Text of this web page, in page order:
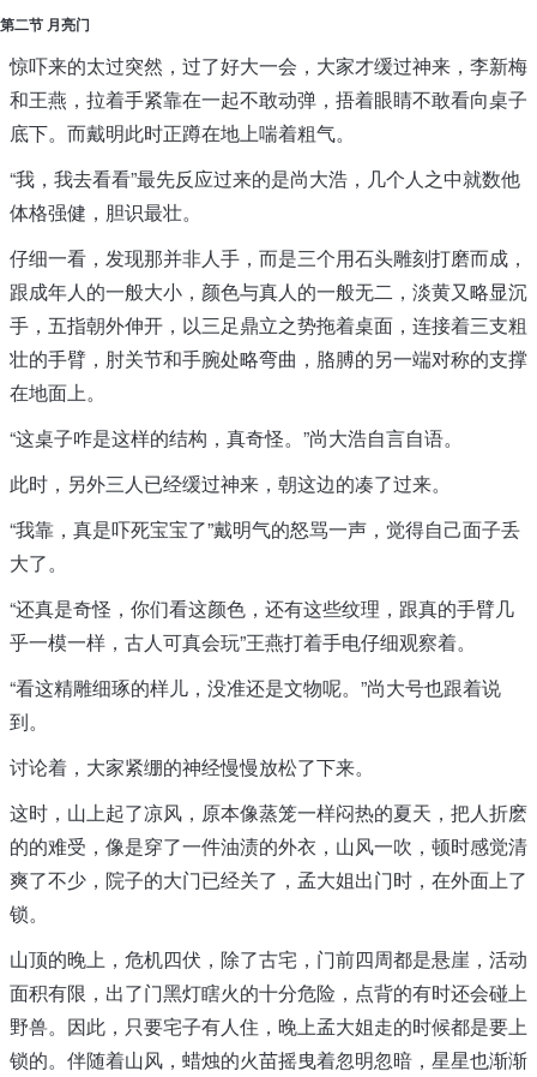
第二节 月亮门
惊吓来的太过突然，过了好大一会，大家才缓过神来，李新梅
和王燕，拉着手紧靠在一起不敢动弹，捂着眼睛不敢看向桌子
底下。而戴明此时正蹲在地上喘着粗气。
“我，我去看看”最先反应过来的是尚大浩，几个人之中就数他
体格强健，胆识最壮。
仔细一看，发现那并非人手，而是三个用石头雕刻打磨而成，
跟成年人的一般大小，颜色与真人的一般无二，淡黄又略显沉
手，五指朝外伸开，以三足鼎立之势拖着桌面，连接着三支粗
壮的手臂，肘关节和手腕处略弯曲，胳膊的另一端对称的支撑
在地面上。
“这桌子咋是这样的结构，真奇怪。”尚大浩自言自语。
此时，另外三人已经缓过神来，朝这边的凑了过来。
“我靠，真是吓死宝宝了”戴明气的怒骂一声，觉得自己面子丢
大了。
“还真是奇怪，你们看这颜色，还有这些纹理，跟真的手臂几
乎一模一样，古人可真会玩”王燕打着手电仔细观察着。
“看这精雕细琢的样儿，没准还是文物呢。”尚大号也跟着说
到。
讨论着，大家紧绷的神经慢慢放松了下来。
这时，山上起了凉风，原本像蒸笼一样闷热的夏天，把人折麽
的的难受，像是穿了一件油渍的外衣，山风一吹，顿时感觉清
爽了不少，院子的大门已经关了，孟大姐出门时，在外面上了
锁。
山顶的晚上，危机四伏，除了古宅，门前四周都是悬崖，活动
面积有限，出了门黑灯瞎火的十分危险，点背的有时还会碰上
野兽。因此，只要宅子有人住，晚上孟大姐走的时候都是要上
锁的。伴随着山风，蜡烛的火苗摇曳着忽明忽暗，星星也渐渐